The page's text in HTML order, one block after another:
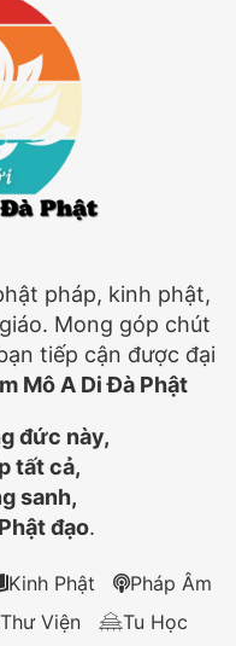
pháp, kinh phật,
Mong góp chút
tiếp cận được đại
Mô A Di Đà Phật
đức này,
tất cả,
sanh,
đạo.
Kinh Phật
Pháp Âm
Thư Viện Tu Học